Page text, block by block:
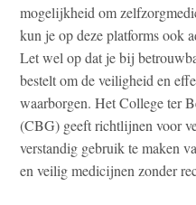
mogelijkheid om
kun je op deze platforms ook
Let wel op dat je bij
bestelt om de veiligheid en
waarborgen. Het College ter
(CBG) geeft richtlijnen voor
verstandig gebruik te maken
en veilig medicijnen zonder